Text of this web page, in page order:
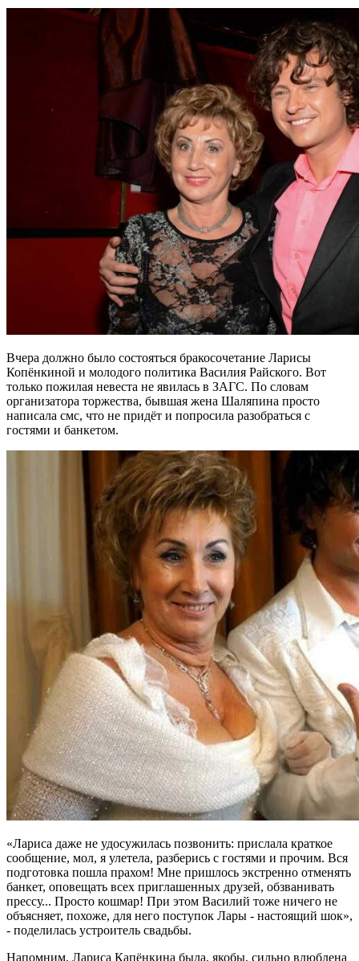
Вчера должно было состояться бракосочетание Ларисы
Копёнкиной и молодого политика Василия Райского. Вот
только пожилая невеста не явилась в ЗАГС. По словам
организатора торжества, бывшая жена Шаляпина просто
написала смс, что не придёт и попросила разобраться с
гостями и банкетом.
«Лариса даже не удосужилась позвонить: прислала краткое
сообщение, мол, я улетела, разберись с гостями и прочим. Вся
подготовка пошла прахом! Мне пришлось экстренно отменять
банкет, оповещать всех приглашенных друзей, обзванивать
прессу... Просто кошмар! При этом Василий тоже ничего не
объясняет, похоже, для него поступок Лары - настоящий шок»,
- поделилась устроитель свадьбы.
Напомним, Лариса Капёнкина была, якобы, сильно влюблена